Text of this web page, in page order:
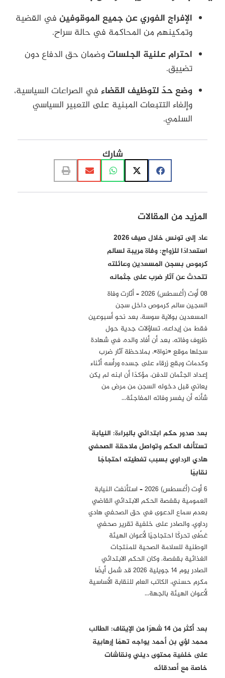
الإفراج الفوري عن جميع الموقوفين في القضية
وتمكينهم من المحاكمة في حالة سراح.
احترام علنية الجلساتوضمان حق الدفاع دون
تضييق.
وضع حدّ لتوظيف القضاء في الصراعات السياسية،
وإلغاء التتبعات المبنية على التعبير السياسي
السلمي.
شارك
المزيد من المقالات
عاد إلى تونس خلال صيف 2026
استعدادًا للزواج: وفاة مريبة لسالم
كرموص بسجن المسعدين وعائلته
تتحدث عن آثار ضرب على جثمانه
08 أوت (أغسطس) 2026 – أثارت وفاة
السجين سالم كرموص داخل سجن
المسعدين بولاية سوسة، بعد نحو أسبوعين
فقط من إيداعه، تساؤلات جدية حول
ظروف وفاته، بعد أن أفاد والده، في شهادة
سجلها موقع «نواة»، بملاحظة آثار ضرب
وكدمات وبقع زرقاء على جسده ورأسه أثناء
إعداد الجثمان للدفن، مؤكدًا أن ابنه لم يكن
يعاني قبل دخوله السجن من مرض من
شأنه أن يفسر وفاته المفاجئة…
بعد صدور حكم ابتدائي بالبراءة: النيابة
تستأنف الحكم وتواصل ملاحقة الصحفي
هادي الرداوي بسبب تغطيته احتجاجًا
نقابيًا
6 أوت (أغسطس) 2026 – استأنفت النيابة
العمومية بقفصة الحكم الابتدائي القاضي
بعدم سماع الدعوى في حق الصحفي هادي
رداوي، والصادر على خلفية تقرير صحفي
غطّى تحركًا احتجاجيًا لأعوان الهيئة
الوطنية للسلامة الصحية للمنتجات
الغذائية بقفصة. وكان الحكم الابتدائي
الصادر يوم 14 جويلية 2026 قد شمل أيضًا
مكرم حسني، الكاتب العام للنقابة الأساسية
لأعوان الهيئة بالجهة…
بعد أكثر من 14 شهرًا من الإيقاف: الطالب
محمد لؤي بن أحمد يواجه تهمًا إرهابية
على خلفية محتوى ديني ونقاشات
خاصة مع أصدقائه